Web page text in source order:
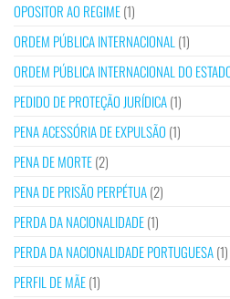
OPOSITOR AO REGIME(1)
ORDEM PÚBLICA INTERNACIONAL (1)
ORDEM PÚBLICA INTERNACIONAL DO
PEDIDO DE PROTEÇÃO JURÍDICA(1)
PENA ACESSÓRIA DE EXPULSÃO (1)
PENA DE MORTE(2)
PENA DE PRISÃO PERPÉTUA(2)
PERDA DA NACIONALIDADE(1)
PERDA DA NACIONALIDADE PORTUGUESA(1)
PERFIL DE MÃE(1)